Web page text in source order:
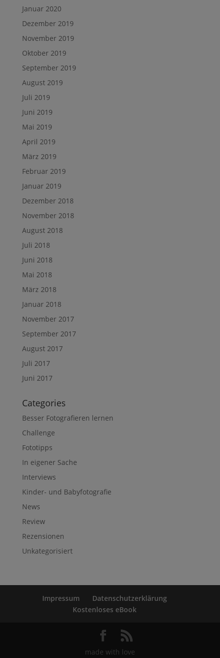
Januar 2020
Dezember 2019
November 2019
Oktober 2019
September 2019
August 2019
Juli 2019
Juni 2019
Mai 2019
April 2019
März 2019
Februar 2019
Januar 2019
Dezember 2018
November 2018
August 2018
Juli 2018
Juni 2018
Mai 2018
März 2018
Januar 2018
November 2017
September 2017
August 2017
Juli 2017
Juni 2017
Categories
Besser Fotografieren lernen
Challenge
Fototipps
In eigener Sache
Interviews
Kinder- und Babyfotografie
News
Review
Rezensionen
Unkategorisiert
Impressum
Datenschutzerklärung
Kostenloses eBook
made with love